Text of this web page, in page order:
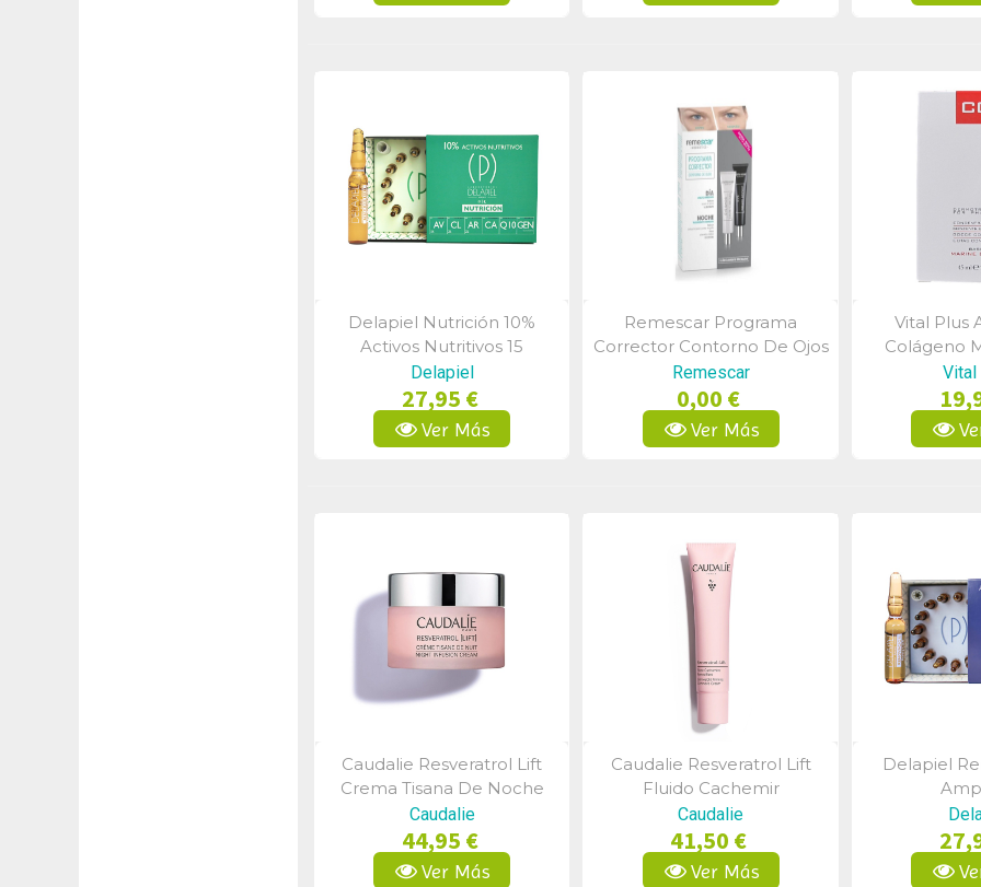
Vista Rápida
Delapiel Nutrición 10%
Activos Nutritivos 15
Ampollas
Delapiel
27,95 €
Ver Más
Vista Rápida
Remescar Programa
Corrector Contorno De Ojos
Día Y Noche
Remescar
0,00 €
Ver Más
Vital Plus
Colágeno
Vital
Vista Rápida
Caudalie Resveratrol Lift
Crema Tisana De Noche
50ml
Caudalie
44,95 €
Ver Más
Vista Rápida
Caudalie Resveratrol Lift
Fluido Cachemir
Redensificante 40ml
Caudalie
41,50 €
Ver Más
Delapiel